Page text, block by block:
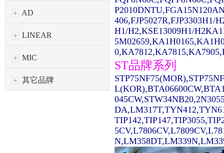
AD
LINEAR
MIC
其它品牌
406,FJP5027R,FJP3303H1/
H1/H2,KSE13009H1/
ST品牌系列